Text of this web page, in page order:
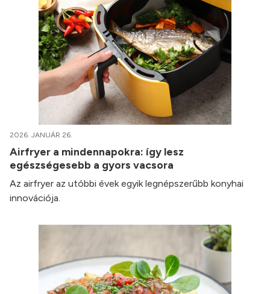
2026. JANUÁR 26.
Airfryer a mindennapokra: így lesz
egészségesebb a gyors vacsora
Az airfryer az utóbbi évek egyik legnépszerűbb konyhai
innovációja.